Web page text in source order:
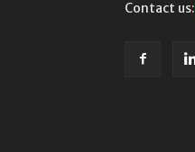
Contact us: